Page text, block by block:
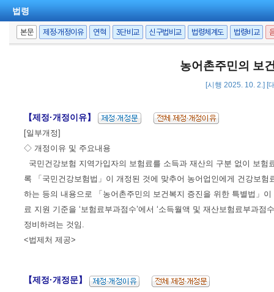
법령
본문 제정·개정이유 연혁 3단비교 신구법비교 법령체계도 법령비교
농어촌주민의 보
[시행 2025. 10. 2.] [
【제정·개정이유】
[일부개정]
◇ 개정이유 및 주요내용
국민건강보험 지역가입자의 보험료를 소득과 재산의 구분 없이 보
록 「국민건강보험법」이 개정된 것에 맞추어 농어업인에게 건강보
하는 등의 내용으로 「농어촌주민의 보건복지 증진을 위한 특별법」
료 지원 기준을 ‘보험료부과점수’에서 ‘소득월액 및 재산보험료부과점
정비하려는 것임.
<법제처 제공>
【제정·개정문】